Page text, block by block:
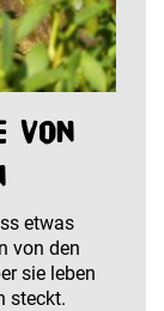
von
etwas
von den
sie leben
steckt.